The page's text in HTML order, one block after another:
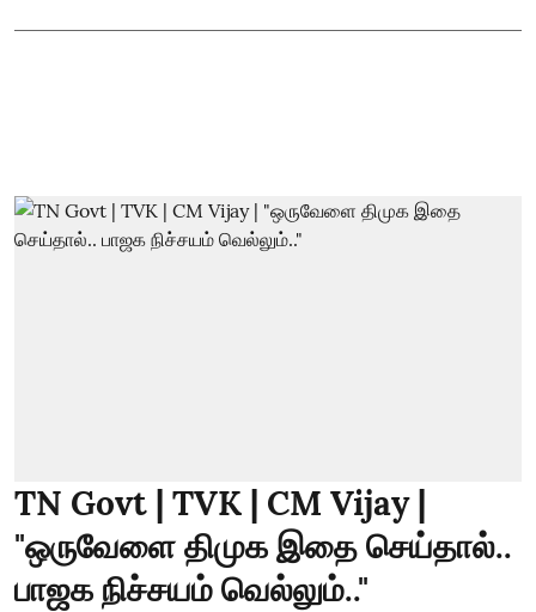
TN Govt | TVK | CM Vijay |
"ஒருவேளை திமுக இதை செய்தால்..
பாஜக நிச்சயம் வெல்லும்.."